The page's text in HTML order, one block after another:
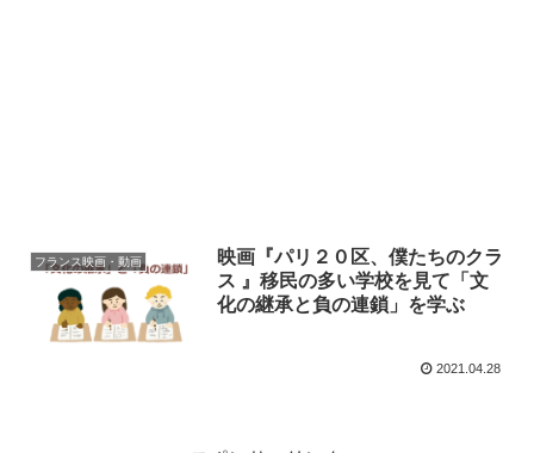
フランス映画・動画
映画『パリ２０区、僕たちのクラ
ス 』移民の多い学校を見て「文
化の継承と負の連鎖」を学ぶ
2021.04.28